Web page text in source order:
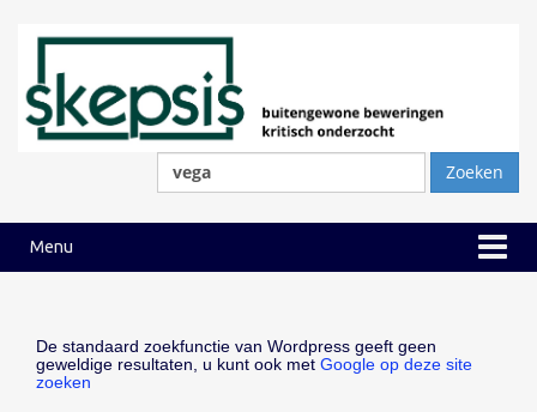
Zoeken
naar:
Menu
De standaard zoekfunctie van Wordpress geeft geen
geweldige resultaten, u kunt ook met Google op deze site
zoeken